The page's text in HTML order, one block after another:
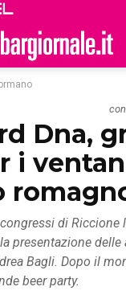
Dna,
i
di Riccione
presentazione
Bagli. Dopo il
beer party.